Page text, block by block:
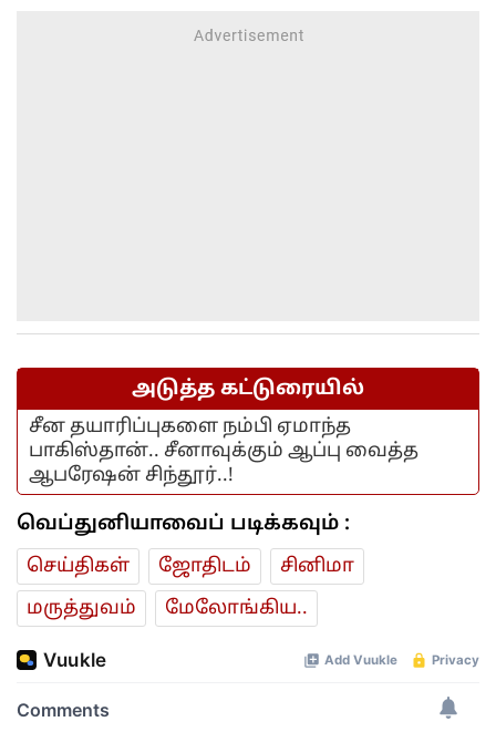
அடுத்த கட்டுரையில்
சீன தயாரிப்புகளை நம்பி ஏமாந்த
பாகிஸ்தான்.. சீனாவுக்கும் ஆப்பு வைத்த
ஆபரேஷன் சிந்தூர்..!
வெப்துனியாவைப் படிக்கவும் :
செய்திகள் ஜோ‌திட‌ம்
சினிமா
மரு‌த்துவ‌ம்
மேலோங்கிய..